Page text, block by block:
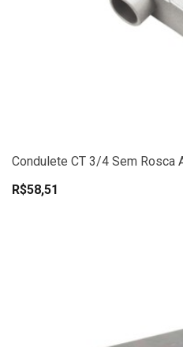
Condulete CT 3/4 Sem Rosca
R$58,51